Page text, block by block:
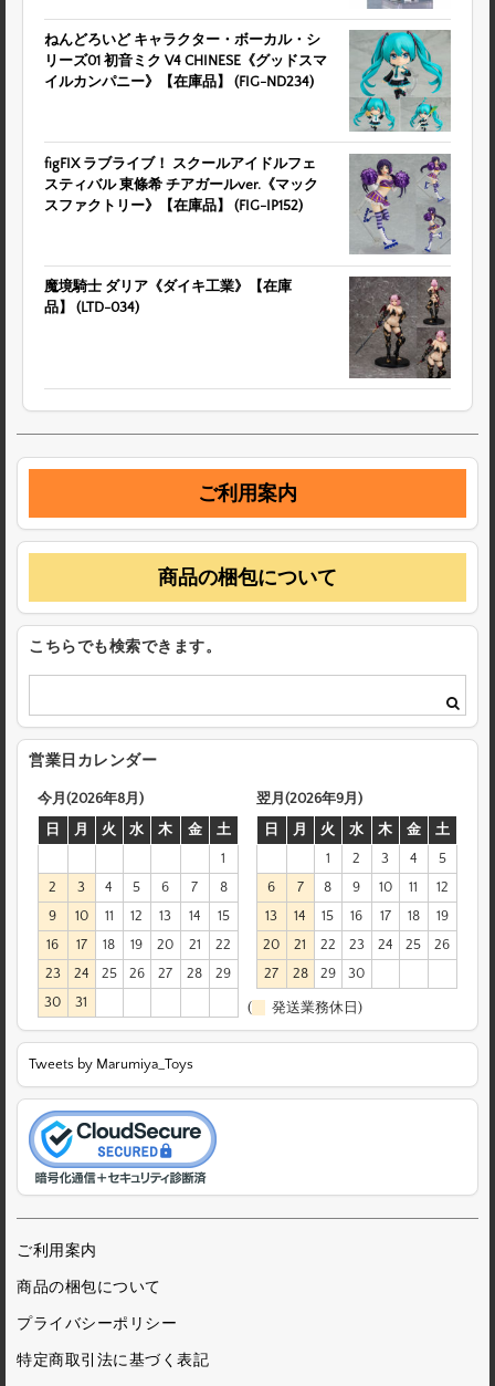
ねんどろいど キャラクター・ボーカル・シ
リーズ01 初音ミク V4 CHINESE《グッドスマ
イルカンパニー》【在庫品】 (FIG-ND234)
figFIX ラブライブ！ スクールアイドルフェ
スティバル 東條希 チアガールver.《マック
スファクトリー》【在庫品】 (FIG-IP152)
魔境騎士 ダリア《ダイキ工業》【在庫
品】 (LTD-034)
ご利用案内
商品の梱包について
こちらでも検索できます。
営業日カレンダー
今月(2026年8月)
日
月 火 水 木 金
土
1
2
3 4 5 6 7
8
9
10 11 12 13 14
15
16
17 18 19 20 21
22
23
24 25 26 27 28
29
30
31
翌月(2026年9月)
日
月 火 水 木 金
土
1
2 3 4
5
6
7 8 9 10 11
12
13
14 15 16 17 18
19
20
21 22 23 24 25
26
27
28 29 30
( 発送業務休日)
Tweets by Marumiya_Toys
ご利用案内
商品の梱包について
プライバシーポリシー
特定商取引法に基づく表記